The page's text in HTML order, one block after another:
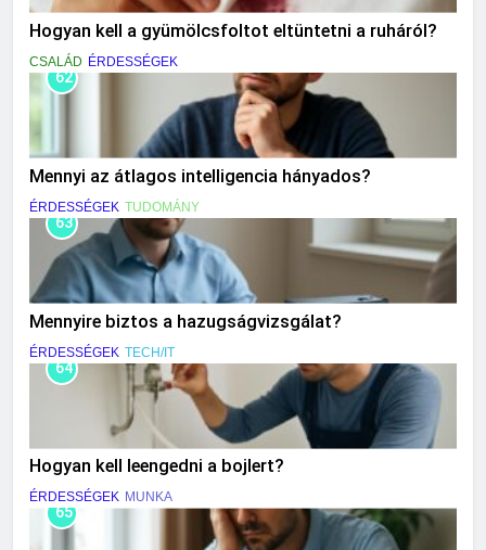
Hogyan kell a gyümölcsfoltot eltüntetni a ruháról?
CSALÁD ÉRDESSÉGEK
62
Mennyi az átlagos intelligencia hányados?
ÉRDESSÉGEK TUDOMÁNY
63
Mennyire biztos a hazugságvizsgálat?
ÉRDESSÉGEK TECH/IT
64
Hogyan kell leengedni a bojlert?
ÉRDESSÉGEK MUNKA
65